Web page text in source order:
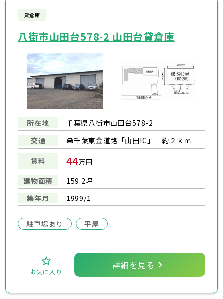
貸倉庫
八街市山田台578-2 山田台貸倉庫
所在地
千葉県八街市山田台578-2
交通
千葉東金道路「山田IC」 約２ｋｍ
賃料 44万円
建物面積
159.2坪
築年月
1999/1
駐車場あり 平屋
お気に入り
詳細を見る